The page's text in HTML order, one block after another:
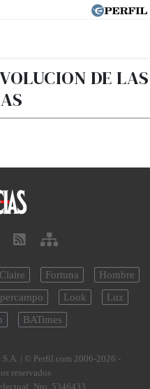
DE LAS
Fortuna
Hombre
Look
Luz
BATimes
| © Perfil.com 2006-2026 -
reservados
Nro. 5346433